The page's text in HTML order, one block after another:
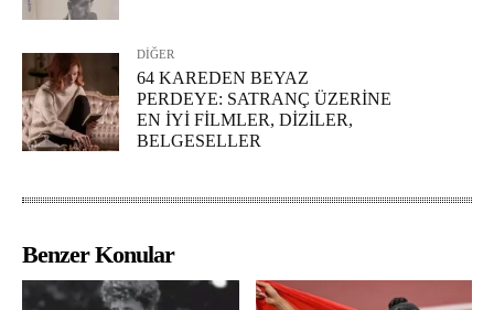
DİĞER
64 KAREDEN BEYAZ
PERDEYE: SATRANÇ ÜZERİNE
EN İYİ FİLMLER, DİZİLER,
BELGESELLER
Benzer Konular